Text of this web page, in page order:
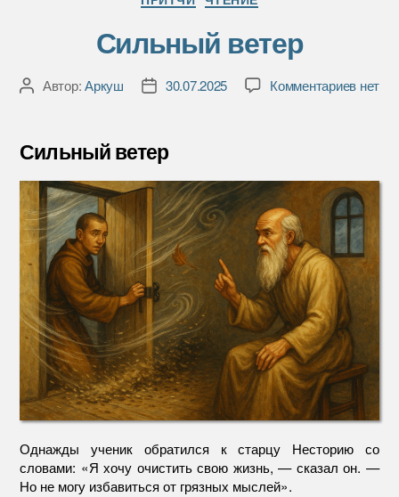
Сильный ветер
АвторАвтор:Аркуш
Дата30.07.2025 Комментариевкнет
Сильный ветер
Однажды ученик обратился к старцу Несторию со
словами: «Я хочу очистить свою жизнь, — сказал он. —
Но не могу избавиться от грязных мыслей».